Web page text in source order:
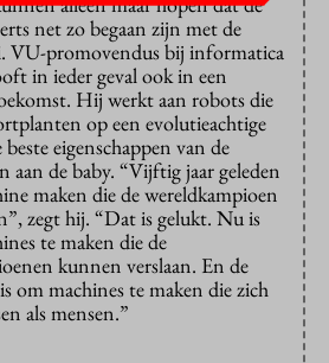
net zo begaan zijn met de
VU-promovendus bij informatica
in ieder geval ook in een
Hij werkt aan robots die
op een evolutieachtige
eigenschappen van de
aan de baby. “Vijftig jaar geleden
maken die de wereldkampioen
zegt hij. “Dat is gelukt. Nu is
te maken die de
kunnen verslaan. En de
om machines te maken die zich
als mensen.”